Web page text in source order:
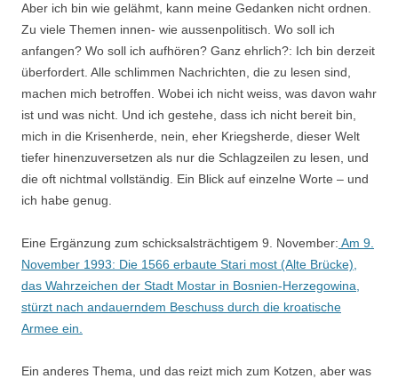
Aber ich bin wie gelähmt, kann meine Gedanken nicht ordnen.
Zu viele Themen innen- wie aussenpolitisch. Wo soll ich
anfangen? Wo soll ich aufhören? Ganz ehrlich?: Ich bin derzeit
überfordert. Alle schlimmen Nachrichten, die zu lesen sind,
machen mich betroffen. Wobei ich nicht weiss, was davon wahr
ist und was nicht. Und ich gestehe, dass ich nicht bereit bin,
mich in die Krisenherde, nein, eher Kriegsherde, dieser Welt
tiefer hinenzuversetzen als nur die Schlagzeilen zu lesen, und
die oft nichtmal vollständig. Ein Blick auf einzelne Worte – und
ich habe genug.
Eine Ergänzung zum schicksalsträchtigem 9. November: Am 9.
November 1993: Die 1566 erbaute Stari most (Alte Brücke),
das Wahrzeichen der Stadt Mostar in Bosnien-Herzegowina,
stürzt nach andauerndem Beschuss durch die kroatische
Armee ein.
Ein anderes Thema, und das reizt mich zum Kotzen, aber was